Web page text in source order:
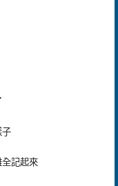
子
記起來